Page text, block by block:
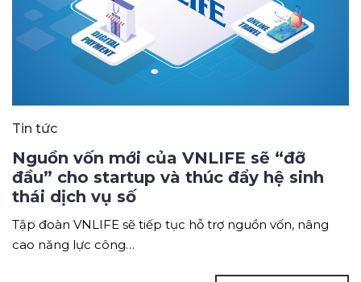
Tin tức
Nguồn vốn mới của VNLIFE sẽ “đỡ
đầu” cho startup và thúc đẩy hệ sinh
thái dịch vụ số
Tập đoàn VNLIFE sẽ tiếp tục hỗ trợ nguồn vốn, nâng
cao năng lực công…